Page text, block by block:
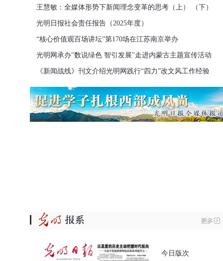
王慧敏：全媒体形势下新闻理念变革的思考（上） （下）
光明日报社会责任报告（2025年度）
“核心价值观百场讲坛”第170场在江苏南京举办
光明网承办"数说绿色 智引发展"走进内蒙古主题宣传活动
《新闻战线》刊文介绍光明网践行“四力”改文风工作经验
今日版次